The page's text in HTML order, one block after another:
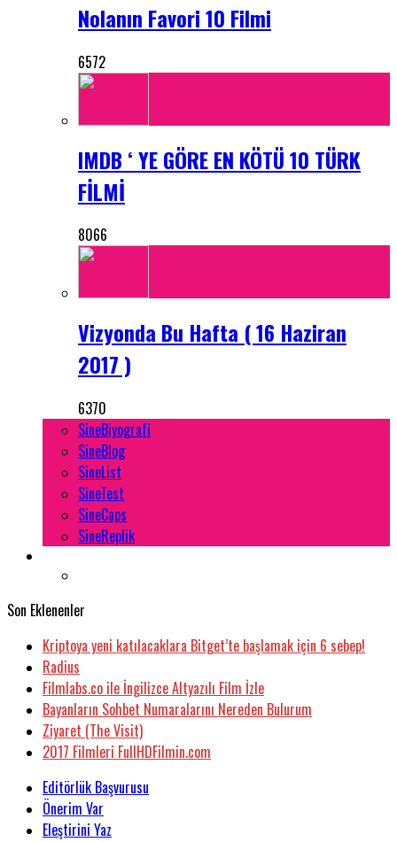
Nolanın Favori 10 Filmi
6572
IMDB ‘ YE GÖRE EN KÖTÜ 10 TÜRK
FİLMİ
8066
Vizyonda Bu Hafta ( 16 Haziran
2017 )
6370
SineBiyografi
SineBlog
SineList
SineTest
SineCaps
SineReplik
Son Eklenenler
Kriptoya yeni katılacaklara Bitget’te başlamak için 6 sebep!
Radius
Filmlabs.co ile İngilizce Altyazılı Film İzle
Bayanların Sohbet Numaralarını Nereden Bulurum
Ziyaret (The Visit)
2017 Filmleri FullHDFilmin.com
Editörlük Başvurusu
Önerim Var
Eleştirini Yaz